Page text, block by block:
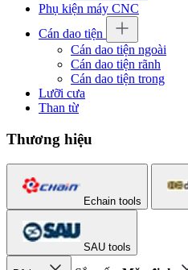
Phụ kiện máy CNC
Cán dao tiện
Cán dao tiện ngoài
Cán dao tiện rãnh
Cán dao tiện trong
Lưỡi cưa
Than từ
Thương hiệu
Echain tools
SAU tools